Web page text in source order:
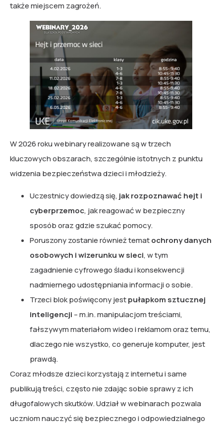
także miejscem zagrożeń.
W 2026 roku webinary realizowane są w trzech
kluczowych obszarach, szczególnie istotnych z punktu
widzenia bezpieczeństwa dzieci i młodzieży.
Uczestnicy dowiedzą się, jak rozpoznawać hejt i
cyberprzemoc, jak reagować w bezpieczny
sposób oraz gdzie szukać pomocy.
Poruszony zostanie również tematochrony danych
osobowych i wizerunku w sieci, w tym
zagadnienie cyfrowego śladu i konsekwencji
nadmiernego udostępniania informacji o sobie.
Trzeci blok poświęcony jestpułapkom sztucznej
inteligencji – m.in. manipulacjom treściami,
fałszywym materiałom wideo i reklamom oraz temu,
dlaczego nie wszystko, co generuje komputer, jest
prawdą.
Coraz młodsze dzieci korzystają z internetu i same
publikują treści, często nie zdając sobie sprawy z ich
długofalowych skutków. Udział w webinarach pozwala
uczniom nauczyć się bezpiecznego i odpowiedzialnego